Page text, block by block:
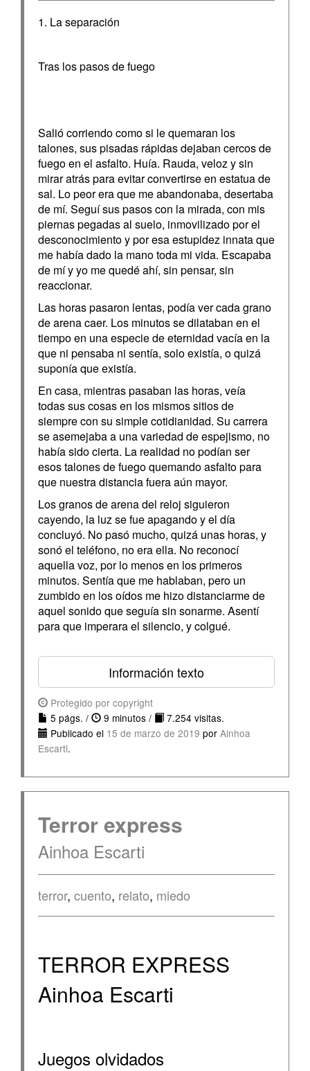
1. La separación
Tras los pasos de fuego
Salió corriendo como si le quemaran los
talones, sus pisadas rápidas dejaban cercos de
fuego en el asfalto. Huía. Rauda, veloz y sin
mirar atrás para evitar convertirse en estatua de
sal. Lo peor era que me abandonaba, desertaba
de mí. Seguí sus pasos con la mirada, con mis
piernas pegadas al suelo, inmovilizado por el
desconocimiento y por esa estupidez innata que
me había dado la mano toda mi vida. Escapaba
de mí y yo me quedé ahí, sin pensar, sin
reaccionar.
Las horas pasaron lentas, podía ver cada grano
de arena caer. Los minutos se dilataban en el
tiempo en una especie de eternidad vacía en la
que ni pensaba ni sentía, solo existía, o quizá
suponía que existía.
En casa, mientras pasaban las horas, veía
todas sus cosas en los mismos sitios de
siempre con su simple cotidianidad. Su carrera
se asemejaba a una variedad de espejismo, no
había sido cierta. La realidad no podían ser
esos talones de fuego quemando asfalto para
que nuestra distancia fuera aún mayor.
Los granos de arena del reloj siguieron
cayendo, la luz se fue apagando y el día
concluyó. No pasó mucho, quizá unas horas, y
sonó el teléfono, no era ella. No reconocí
aquella voz, por lo menos en los primeros
minutos. Sentía que me hablaban, pero un
zumbido en los oídos me hizo distanciarme de
aquel sonido que seguía sin sonarme. Asentí
para que imperara el silencio, y colgué.
Información texto
Protegido por copyright
5 págs. /
9 minutos /
7.254 visitas.
Publicado el 15 de marzo de 2019 por Ainhoa
Escarti.
Terror express
Ainhoa Escarti
terror, cuento, relato, miedo
TERROR EXPRESS
Ainhoa Escarti
Juegos olvidados